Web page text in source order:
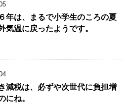
年は、まるで小学生のころの夏
気温に戻ったようです。
減税は、必ずや次世代に負担増
にね。